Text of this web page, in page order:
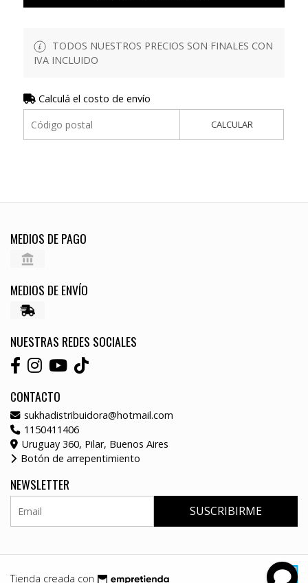
TODOS NUESTROS PRECIOS SON FINALES CON
IVA INCLUIDO
Calculá el costo de envío
CALCULAR
MEDIOS DE PAGO
MEDIOS DE ENVÍO
NUESTRAS REDES SOCIALES
CONTACTO
sukhadistribuidora@hotmail.com
1150411406
Uruguay 360, Pilar, Buenos Aires
Botón de arrepentimiento
NEWSLETTER
SUSCRIBIRME
Tienda creada con